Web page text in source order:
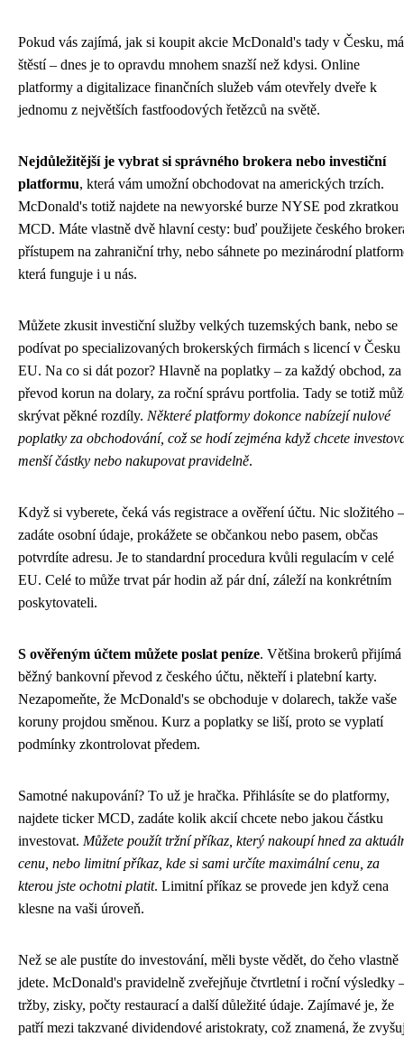
Pokud vás zajímá, jak si koupit akcie McDonald's tady v Česku,
štěstí – dnes je to opravdu mnohem snazší než kdysi. Online
platformy a digitalizace finančních služeb vám otevřely dveře k
jednomu z největších fastfoodových řetězců na světě.
Nejdůležitější je vybrat si správného brokera nebo investiční
platformu, která vám umožní obchodovat na amerických trzích.
McDonald's totiž najdete na newyorské burze NYSE pod zkratkou
MCD. Máte vlastně dvě hlavní cesty: buď použijete českého
přístupem na zahraniční trhy, nebo sáhnete po mezinárodní
která funguje i u nás.
Můžete zkusit investiční služby velkých tuzemských bank, nebo se
podívat po specializovaných brokerských firmách s licencí v Česku
EU. Na co si dát pozor? Hlavně na poplatky – za každý obchod, za
převod korun na dolary, za roční správu portfolia. Tady se totiž
skrývat pěkné rozdíly. Některé platformy dokonce nabízejí nulové
poplatky za obchodování, což se hodí zejména když chcete
menší částky nebo nakupovat pravidelně.
Když si vyberete, čeká vás registrace a ověření účtu. Nic složitého –
zadáte osobní údaje, prokážete se občankou nebo pasem, občas
potvrdíte adresu. Je to standardní procedura kvůli regulacím v celé
EU. Celé to může trvat pár hodin až pár dní, záleží na konkrétním
poskytovateli.
S ověřeným účtem můžete poslat peníze. Většina brokerů přijímá
běžný bankovní převod z českého účtu, někteří i platební karty.
Nezapomeňte, že McDonald's se obchoduje v dolarech, takže vaše
koruny projdou směnou. Kurz a poplatky se liší, proto se vyplatí
podmínky zkontrolovat předem.
Samotné nakupování? To už je hračka. Přihlásíte se do platformy,
najdete ticker MCD, zadáte kolik akcií chcete nebo jakou částku
investovat. Můžete použít tržní příkaz, který nakoupí hned za
cenu, nebo limitní příkaz, kde si sami určíte maximální cenu, za
kterou jste ochotni platit. Limitní příkaz se provede jen když cena
klesne na vaši úroveň.
Než se ale pustíte do investování, měli byste vědět, do čeho vlastně
jdete. McDonald's pravidelně zveřejňuje čtvrtletní i roční výsledky
tržby, zisky, počty restaurací a další důležité údaje. Zajímavé je, že
patří mezi takzvané dividendové aristokraty, což znamená, že